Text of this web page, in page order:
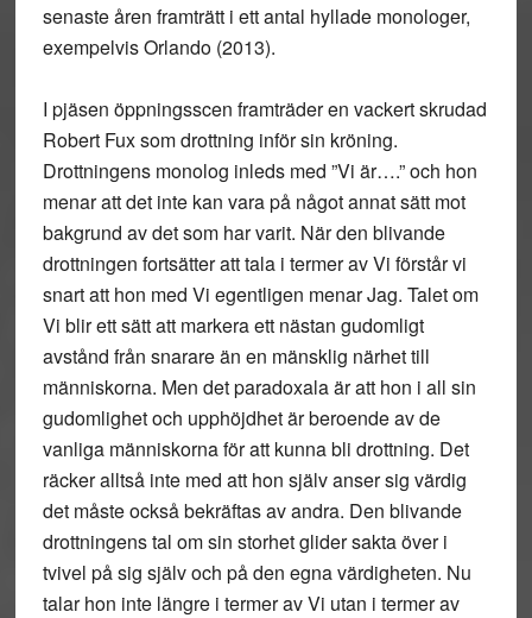
senaste åren framträtt i ett antal hyllade monologer,
exempelvis Orlando (2013).
I pjäsen öppningsscen framträder en vackert skrudad
Robert Fux som drottning inför sin kröning.
Drottningens monolog inleds med ”Vi är….” och hon
menar att det inte kan vara på något annat sätt mot
bakgrund av det som har varit. När den blivande
drottningen fortsätter att tala i termer av Vi förstår vi
snart att hon med Vi egentligen menar Jag. Talet om
Vi blir ett sätt att markera ett nästan gudomligt
avstånd från snarare än en mänsklig närhet till
människorna. Men det paradoxala är att hon i all sin
gudomlighet och upphöjdhet är beroende av de
vanliga människorna för att kunna bli drottning. Det
räcker alltså inte med att hon själv anser sig värdig
det måste också bekräftas av andra. Den blivande
drottningens tal om sin storhet glider sakta över i
tvivel på sig själv och på den egna värdigheten. Nu
talar hon inte längre i termer av Vi utan i termer av